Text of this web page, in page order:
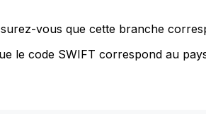
vous que cette branche
le code SWIFT correspond au